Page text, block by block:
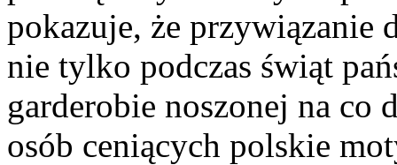
pokazuje, że przywiązanie
nie tylko podczas świąt
garderobie noszonej na co
osób ceniących polskie